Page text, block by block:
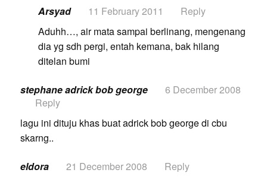
Arsyad 11 February 2011
Reply
Aduhh…, air mata sampai berlinang, mengenang
dia yg sdh pergi, entah kemana, bak hilang
ditelan bumi
stephane adrick bob george
6 December 2008
Reply
lagu ini dituju khas buat adrick bob george di cbu
skarng..
eldora 21 December 2008
Reply